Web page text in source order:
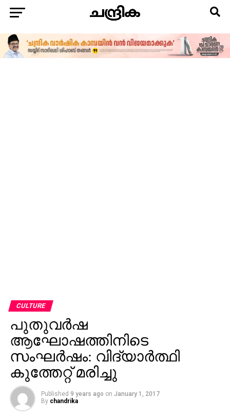
CULTURE
പുതുവര്‍ഷ
ആഘോഷത്തിനിടെ
സംഘര്‍ഷം: വിദ്യാര്‍ത്ഥി
കുത്തേറ്റ് മരിച്ചു
Published 9 years ago on January 1, 2017
By chandrika